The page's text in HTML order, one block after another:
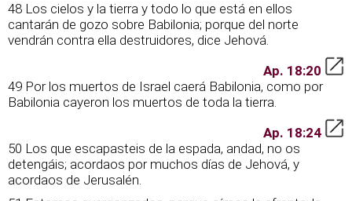
48 Los cielos y la tierra y todo lo que está en ellos
cantarán de gozo sobre Babilonia; porque del norte
vendrán contra ella destruidores, dice Jehová.
Ap. 18:20
49 Por los muertos de Israel caerá Babilonia, como por
Babilonia cayeron los muertos de toda la tierra.
Ap. 18:24
50 Los que escapasteis de la espada, andad, no os
detengáis; acordaos por muchos días de Jehová, y
acordaos de Jerusalén.